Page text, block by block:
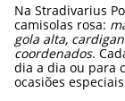
Na Stradivarius
camisolas rosa:
gola alta,
coordenados.
dia a dia ou para
ocasiões